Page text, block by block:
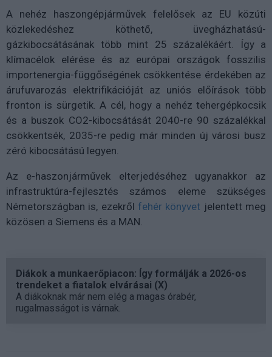
A nehéz haszongépjárművek felelősek az EU közúti
közlekedéshez köthető, üvegházhatású-
gázkibocsátásának több mint 25 százalékáért. Így a
klímacélok elérése és az európai országok fosszilis
importenergia-függőségének csökkentése érdekében az
árufuvarozás elektrifikációját az uniós előírások több
fronton is sürgetik. A cél, hogy a nehéz tehergépkocsik
és a buszok CO2-kibocsátását 2040-re 90 százalékkal
csökkentsék, 2035-re pedig már minden új városi busz
zéró kibocsátású legyen.
Az e-haszonjárművek elterjedéséhez ugyanakkor az
infrastruktúra-fejlesztés számos eleme szükséges
Németországban is, ezekről fehér könyvet jelentett meg
közösen a Siemens és a MAN.
Diákok a munkaerőpiacon: Így formálják a 2026-os
trendeket a fiatalok elvárásai (X)
A diákoknak már nem elég a magas órabér,
rugalmasságot is várnak.